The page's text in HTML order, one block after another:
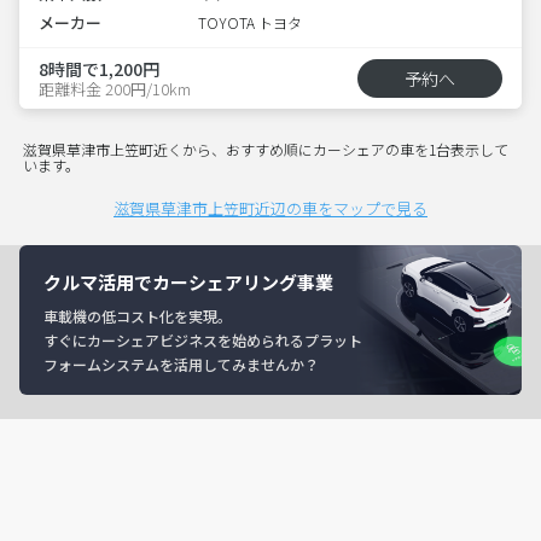
メーカー TOYOTA トヨタ
8時間で1,200円
距離料金 200円/10km 予約へ
滋賀県草津市上笠町近くから、おすすめ順にカーシェアの車を1台表示して
います。
滋賀県草津市上笠町近辺の車をマップで見る
クルマ活用でカーシェアリング事業
車載機の低コスト化を実現。
すぐにカーシェアビジネスを始められるプラット
フォームシステムを活用してみませんか？